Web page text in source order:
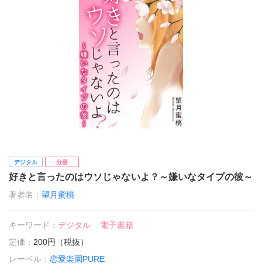
デジタル 分冊
好きと言ったのはウソじゃないよ？～嫌いなタイプの彼～
著者名：望月蜜桃
キーワード：デジタル
電子書籍
定価： 200円（税抜）
レーベル：恋愛楽園PURE